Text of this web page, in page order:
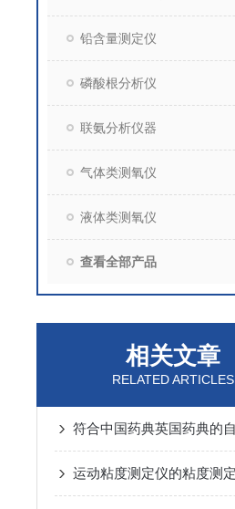
铅含量测定仪
磷酸根分析仪
联氨分析仪器
气体类测氧仪
液体类测氧仪
查看全部产品
相关文章
RELATED ARTICLES